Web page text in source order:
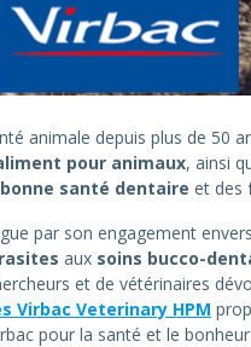
animale depuis plus de 50
pour animaux, ainsi
santé dentaire et des
par son engagement
aux soins bucco-
et de vétérinaires
Virbac Veterinary HPM
pour la santé et le